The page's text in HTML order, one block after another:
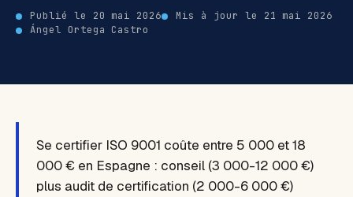
Publié le 20 mai 2026
Mis à jour le 21 mai 2026
Ángel Ortega Castro
Se certifier ISO 9001 coûte entre 5 000 et 18
000 € en Espagne : conseil (3 000-12 000 €)
plus audit de certification (2 000-6 000 €)